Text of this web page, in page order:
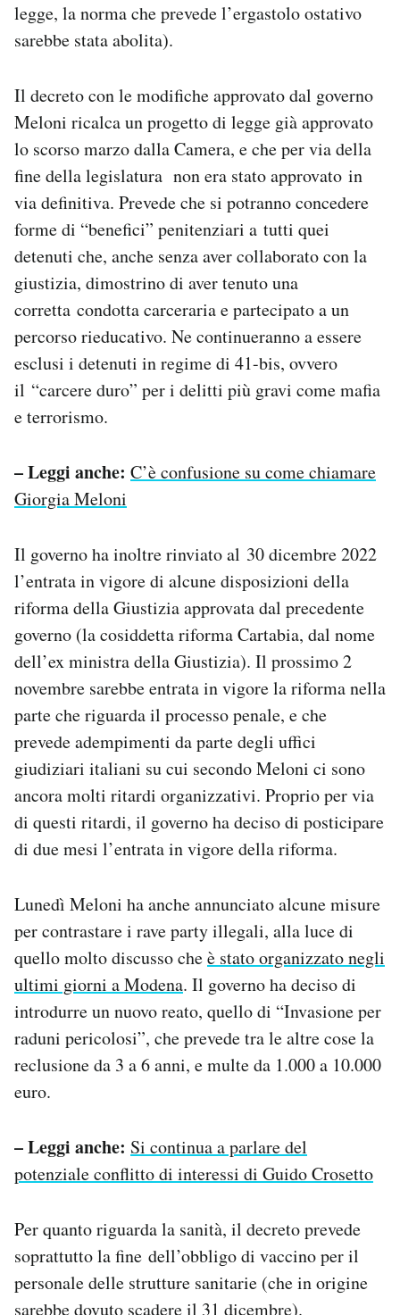
legge, la norma che prevede l’ergastolo ostativo
sarebbe stata abolita).
Il decreto con le modifiche approvato dal governo
Meloni ricalca un progetto di legge già approvato
lo scorso marzo dalla Camera, e che per via della
fine della legislatura non era stato approvato in
via definitiva. Prevede che si potranno concedere
forme di “benefici” penitenziari a tutti quei
detenuti che, anche senza aver collaborato con la
giustizia, dimostrino di aver tenuto una
corretta condotta carceraria e partecipato a un
percorso rieducativo. Ne continueranno a essere
esclusi i detenuti in regime di 41-bis, ovvero
il “carcere duro” per i delitti più gravi come mafia
e terrorismo.
– Leggi anche: C’è confusione su come chiamare
Giorgia Meloni
Il governo ha inoltre rinviato al 30 dicembre 2022
l’entrata in vigore di alcune disposizioni della
riforma della Giustizia approvata dal precedente
governo (la cosiddetta riforma Cartabia, dal nome
dell’ex ministra della Giustizia). Il prossimo 2
novembre sarebbe entrata in vigore la riforma nella
parte che riguarda il processo penale, e che
prevede adempimenti da parte degli uffici
giudiziari italiani su cui secondo Meloni ci sono
ancora molti ritardi organizzativi. Proprio per via
di questi ritardi, il governo ha deciso di posticipare
di due mesi l’entrata in vigore della riforma.
Lunedì Meloni ha anche annunciato alcune misure
per contrastare i rave party illegali, alla luce di
quello molto discusso cheè stato organizzato negli
ultimi giorni a Modena. Il governo ha deciso di
introdurre un nuovo reato, quello di “Invasione per
raduni pericolosi”, che prevede tra le altre cose la
reclusione da 3 a 6 anni, e multe da 1.000 a 10.000
euro.
– Leggi anche: Si continua a parlare del
potenziale conflitto di interessi di Guido Crosetto
Per quanto riguarda la sanità, il decreto prevede
soprattutto la fine dell’obbligo di vaccino per il
personale delle strutture sanitarie (che in origine
sarebbe dovuto scadere il 31 dicembre).